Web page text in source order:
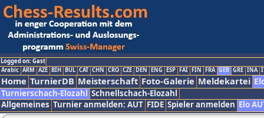
Logged on: Gast
Arabic ARM AZE BIH BUL CAT CHN CRO CZE DEN ENG ESP FAI FIN FRA GER GRE INA
Home TurnierDB Meisterschaft Foto-Galerie Meldekartei
Turnierschach-Elozahl Schnellschach-Elozahl
Allgemeines Turnier anmelden: AUT FIDE Spieler anmelden Elo